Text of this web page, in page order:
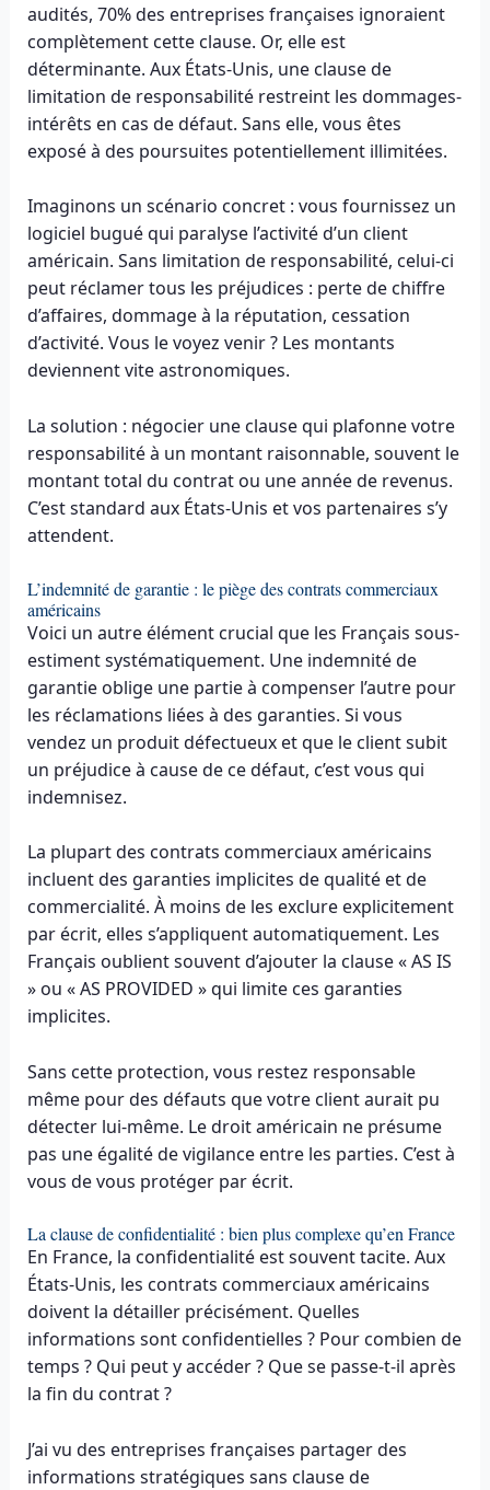
audités, 70% des entreprises françaises ignoraient
complètement cette clause. Or, elle est
déterminante. Aux États-Unis, une clause de
limitation de responsabilité restreint les dommages-
intérêts en cas de défaut. Sans elle, vous êtes
exposé à des poursuites potentiellement illimitées.
Imaginons un scénario concret : vous fournissez un
logiciel bugué qui paralyse l’activité d’un client
américain. Sans limitation de responsabilité, celui-ci
peut réclamer tous les préjudices : perte de chiffre
d’affaires, dommage à la réputation, cessation
d’activité. Vous le voyez venir ? Les montants
deviennent vite astronomiques.
La solution : négocier une clause qui plafonne votre
responsabilité à un montant raisonnable, souvent le
montant total du contrat ou une année de revenus.
C’est standard aux États-Unis et vos partenaires s’y
attendent.
L’indemnité de garantie : le piège des contrats commerciaux
américains
Voici un autre élément crucial que les Français sous-
estiment systématiquement. Une indemnité de
garantie oblige une partie à compenser l’autre pour
les réclamations liées à des garanties. Si vous
vendez un produit défectueux et que le client subit
un préjudice à cause de ce défaut, c’est vous qui
indemnisez.
La plupart des contrats commerciaux américains
incluent des garanties implicites de qualité et de
commercialité. À moins de les exclure explicitement
par écrit, elles s’appliquent automatiquement. Les
Français oublient souvent d’ajouter la clause « AS IS
» ou « AS PROVIDED » qui limite ces garanties
implicites.
Sans cette protection, vous restez responsable
même pour des défauts que votre client aurait pu
détecter lui-même. Le droit américain ne présume
pas une égalité de vigilance entre les parties. C’est à
vous de vous protéger par écrit.
La clause de confidentialité : bien plus complexe qu’en France
En France, la confidentialité est souvent tacite. Aux
États-Unis, les contrats commerciaux américains
doivent la détailler précisément. Quelles
informations sont confidentielles ? Pour combien de
temps ? Qui peut y accéder ? Que se passe-t-il après
la fin du contrat ?
J’ai vu des entreprises françaises partager des
informations stratégiques sans clause de